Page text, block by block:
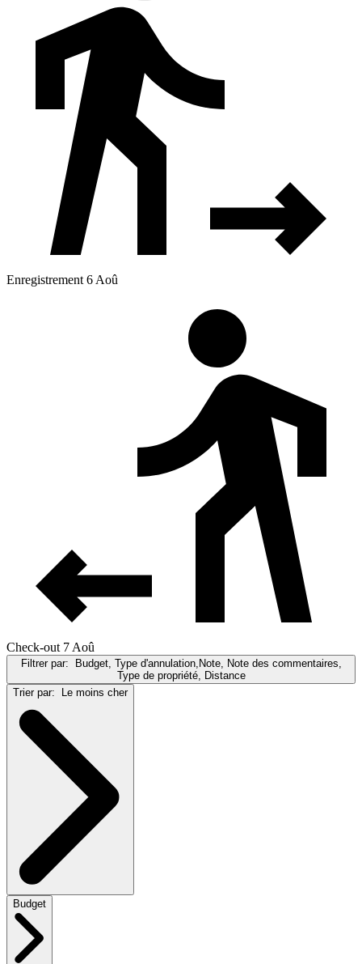
Enregistrement 6 Aoû
Check-out 7 Aoû
Filtrer par:
Budget, Type d'annulation,Note, Note des commentaires,
Type de propriété, Distance
Trier par:
Le moins cher
Budget